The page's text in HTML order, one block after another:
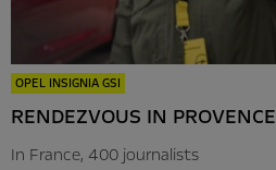
OPEL INSIGNIA GSI
RENDEZVOUS IN PROVENCE
In France, 400 journalists